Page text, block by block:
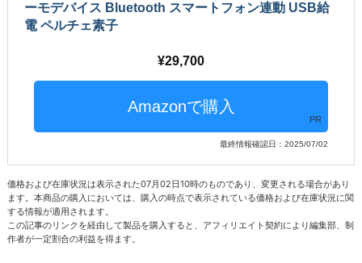
ーモデバイス Bluetooth スマートフォン連動 USB給
電 ペルチェ素子
29,700
PR
最終情報確認日：2025/07/02
価格および在庫状況は表示された07月02日10時のものであり、変更される場合があり
ます。本商品の購入においては、購入の時点で表示されている価格および在庫状況に関
する情報が適用されます。
この記事のリンクを経由して製品を購入すると、アフィリエイト契約により編集部、制
作者が一定割合の利益を得ます。